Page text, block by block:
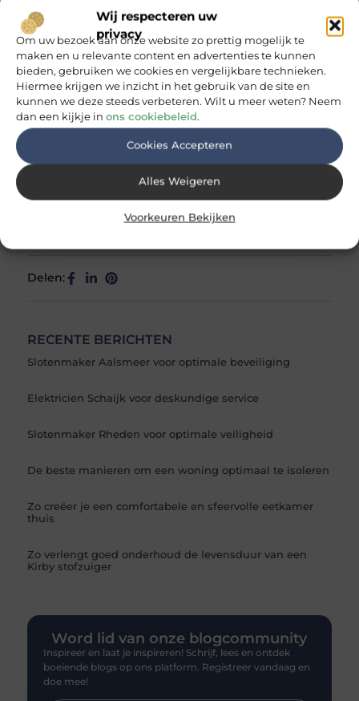
Wij respecteren uw
privacy
Om uw bezoek aan onze website zo prettig mogelijk te
maken en u relevante content en advertenties te kunnen
bieden, gebruiken we cookies en vergelijkbare technieken.
Hiermee krijgen we inzicht in het gebruik van de site en
kunnen we deze steeds verbeteren. Wilt u meer weten? Neem
dan een kijkje in ons cookiebeleid.
Cookies Accepteren
Alles Weigeren
Voorkeuren Bekijken
nog gemakkelijker in...
Tags: Meubels
Eindredacteur & inhoudscoördinator
Delen:
RECENTE BERICHTEN
Slotenmaker Aalsmeer voor optimale beveiliging
Elektricien Schaijk voor deskundige service
Slotenmaker Rheden voor optimale veiligheid
De beste manieren om een woning optimaal te isoleren
Zo creëer je een comfortabele en sfeervolle eetkamer
thuis
Zo verlengt goed onderhoud de levensduur van een
Kirby stofzuiger
Word lid van onze blogcommunity
Inspireer en laat je inspireren! Schrijf, lees en ontdek
boeiende blogs op ons platform. Registreer vandaag en
doe mee!